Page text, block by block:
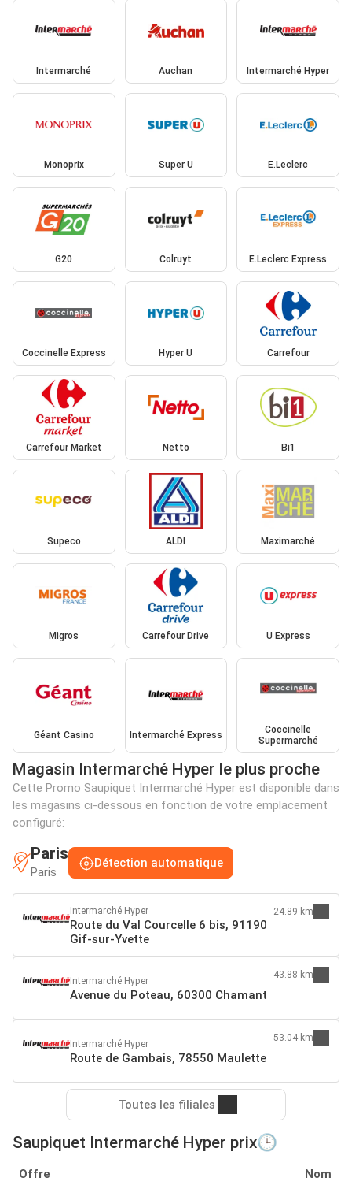
Intermarché Auchan Intermarché Hyper
Monoprix Super U E.Leclerc
G20 Colruyt E.Leclerc Express
Coccinelle Express Hyper U Carrefour
Carrefour Market Netto Bi1
Supeco ALDI Maximarché
Migros Carrefour Drive U Express
Géant Casino Intermarché Express
Coccinelle
Supermarché
Magasin Intermarché Hyper le plus proche
Cette Promo Saupiquet Intermarché Hyper est disponible dans
les magasins ci-dessous en fonction de votre emplacement
configuré:
Paris
Paris
Détection automatique
Intermarché Hyper
Route du Val Courcelle 6 bis, 91190
Gif-sur-Yvette
24.89 km
Intermarché Hyper
Avenue du Poteau, 60300 Chamant
43.88 km
Intermarché Hyper
Route de Gambais, 78550 Maulette
53.04 km
Toutes les filiales
Saupiquet Intermarché Hyper prix🕒
Offre Nom